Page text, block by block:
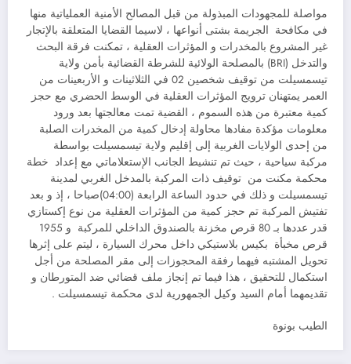
مواصلة للمجهودات المبذولة من قبل المصالح الأمنية العملياتية منها
في مكافحة الجريمة بشتى أنواعها ، لاسيما القضايا المتعلقة بالإتجار
غير المشروع بالمخدرات و المؤثرات العقلية ، تمكنت فرقة البحث
والتدخل (BRI) بالمصلحة الولائية للشرطة القضائية بأمن ولاية
تيسمسيلت من توقيف شخصين 02 في الثلاثينات و الأربعينات من
العمر يمتهنان ترويج المؤثرات العقلية في الوسط الحضري مع حجز
كمية معتبرة من هذه السموم ، القضية تمت معالجتها بعد ورود
معلومات مؤكدة مفادها محاولة إدخال كمية من المخدرات الصلبة
من إحدى الولايات الغربية إلى إقليم ولاية تيسمسيلت بواسطة
مركبة سياحية ، حيث تم تنشيط الجانب الإستعلاماتي مع إعداد خطة
محكمة مكنت من توقيف ذات المركبة بالمدخل الغربي لمدينة
تيسمسيلت و ذلك في حدود الساعة الرابعة (04:00)صباحا ، إذ و بعد
تفتيش المركبة تم حجز كمية من المؤثرات العقلية من نوع إكستازي
قدر عددها بـ 80 قرص مخزنة بالصندوق الداخلي للمركبة و 1955
قرص مخبأة بكيس بلاستيكي داخل محرك السيارة ، ليتم على إثرها
تحويل المشتبه فيهما رفقة المحجوزات إلى مقر المصلحة من أجل
استكمال للتحقيق ، هذا فيما تم إنجاز ملف قضائي ضد المتورطان و
تقديمهما أمام السيد وكيل الجمهورية لدى محكمة تيسمسيلت .
الطيب بونوة